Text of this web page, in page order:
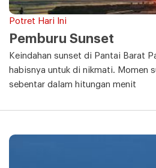
Potret Hari Ini
Pemburu Sunset
Keindahan sunset di Pantai Barat
habisnya untuk di nikmati. Momen
sebentar dalam hitungan menit